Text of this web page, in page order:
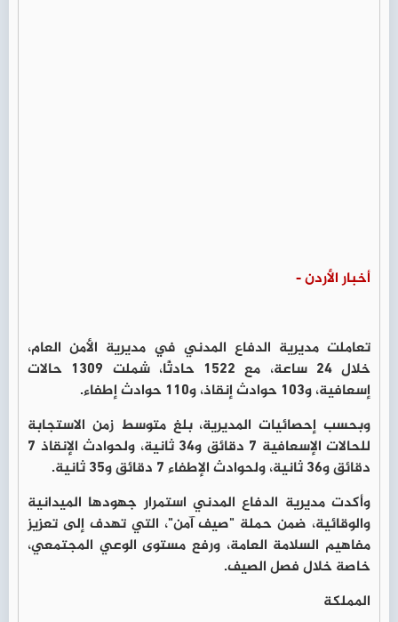
أخبار الأردن -
تعاملت مديرية الدفاع المدني في مديرية الأمن العام،
خلال 24 ساعة، مع 1522 حادثًا، شملت 1309 حالات
إسعافية، و103 حوادث إنقاذ، و110 حوادث إطفاء.
وبحسب إحصائيات المديرية، بلغ متوسط زمن الاستجابة
للحالات الإسعافية 7 دقائق و34 ثانية، ولحوادث الإنقاذ 7
دقائق و36 ثانية، ولحوادث الإطفاء 7 دقائق و35 ثانية.
وأكدت مديرية الدفاع المدني استمرار جهودها الميدانية
والوقائية، ضمن حملة "صيف آمن"، التي تهدف إلى تعزيز
مفاهيم السلامة العامة، ورفع مستوى الوعي المجتمعي،
خاصة خلال فصل الصيف.
المملكة